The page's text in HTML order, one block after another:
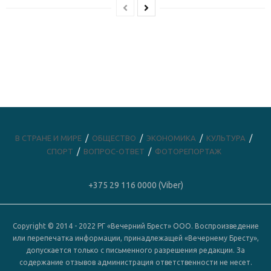
В СТРАНЕ И МИРЕ ОБЩЕСТВО ЭКОНОМИКА
КУЛЬТУРА
СПОРТ
ВОПРОС-ОТВЕТ ФОТОРЕПОРТАЖ
+375 29 116 0000 (Viber)
Copyright © 2014 - 2022 РГ «Вечерний Брест» ООО. Воспроизведение
или перепечатка информации, принадлежащей «Вечернему Бресту»,
допускается только с письменного разрешения редакции. За
содержание отзывов администрация ответственности не несет.